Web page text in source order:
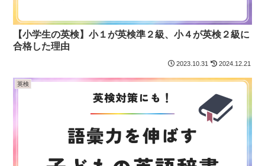
【小学生の英検】小１が英検準２級、小４が英検２級に
合格した理由
2023.10.31 2024.12.21
英検